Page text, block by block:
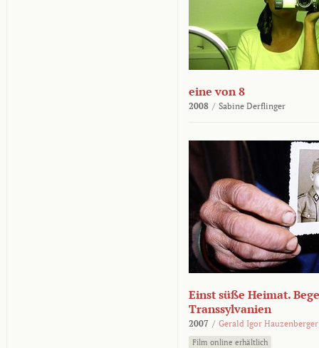
eine von 8
2008 / Sabine Derflinger
Einst süße Heimat.
Transsylvanien
2007 / Gerald Igor Hauzenberger
Film online erhältlich